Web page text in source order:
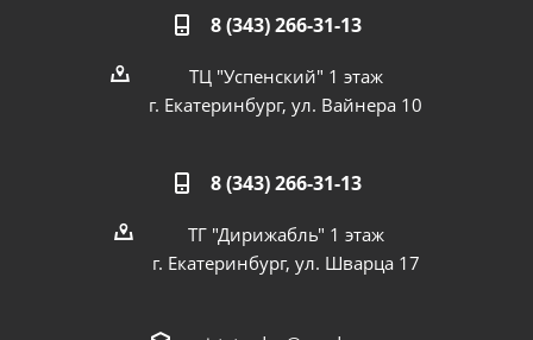
8 (343) 266-31-13
ТЦ "Успенский" 1 этаж
г. Екатеринбург, ул. Вайнера 10
8 (343) 266-31-13
ТГ "Дирижабль" 1 этаж
г. Екатеринбург, ул. Шварца 17